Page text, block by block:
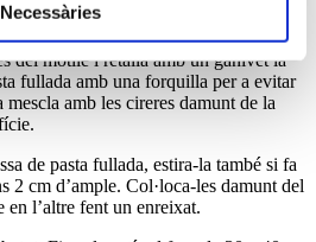
Necessàries
i col·loca-hi la pasta fullada. Adapta
del motlle i retalla amb un ganivet la
fullada amb una forquilla per a evitar
amb les cireres damunt de la
de pasta fullada, estira-la també si fa
2 cm d’ample. Col·loca-les damunt del
en l’altre fent un enreixat.